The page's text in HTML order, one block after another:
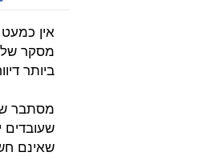
אין
ביותר
מסתבר
שאינם